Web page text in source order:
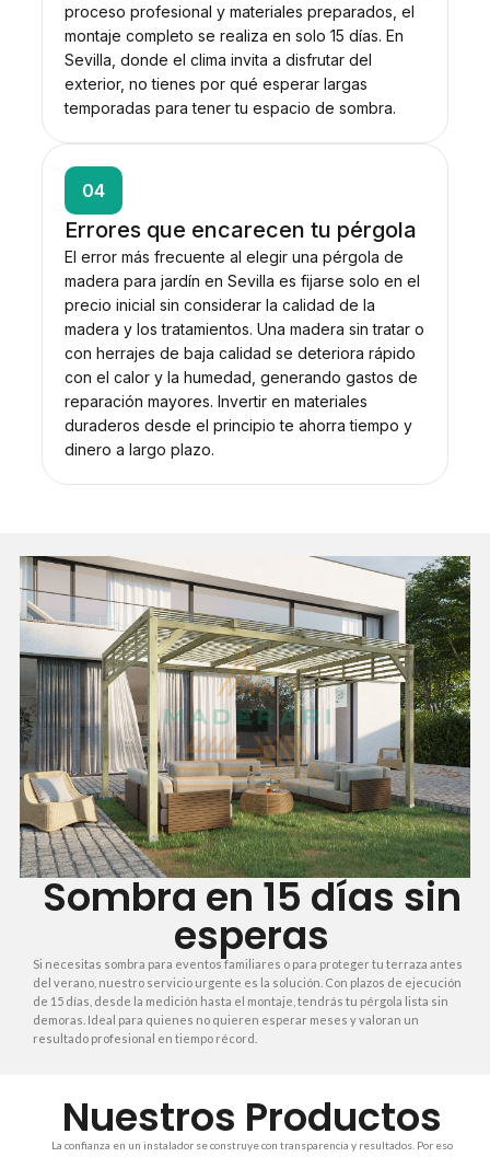
proceso profesional y materiales preparados, el
montaje completo se realiza en solo 15 días. En
Sevilla, donde el clima invita a disfrutar del
exterior, no tienes por qué esperar largas
temporadas para tener tu espacio de sombra.
04
Errores que encarecen tu pérgola
El error más frecuente al elegir una pérgola de
madera para jardín en Sevilla es fijarse solo en el
precio inicial sin considerar la calidad de la
madera y los tratamientos. Una madera sin tratar o
con herrajes de baja calidad se deteriora rápido
con el calor y la humedad, generando gastos de
reparación mayores. Invertir en materiales
duraderos desde el principio te ahorra tiempo y
dinero a largo plazo.
Sombra en 15 días sin
esperas
Si necesitas sombra para eventos familiares o para proteger tu terraza antes
del verano, nuestro servicio urgente es la solución. Con plazos de ejecución
de 15 días, desde la medición hasta el montaje, tendrás tu pérgola lista sin
demoras. Ideal para quienes no quieren esperar meses y valoran un
resultado profesional en tiempo récord.
Nuestros Productos
La confianza en un instalador se construye con transparencia y resultados. Por eso